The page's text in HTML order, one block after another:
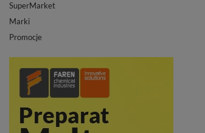
SuperMarket
Marki
Promocje